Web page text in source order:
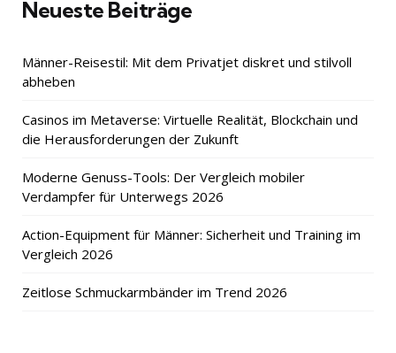
Neueste Beiträge
Männer-Reisestil: Mit dem Privatjet diskret und stilvoll
abheben
Casinos im Metaverse: Virtuelle Realität, Blockchain und
die Herausforderungen der Zukunft
Moderne Genuss-Tools: Der Vergleich mobiler
Verdampfer für Unterwegs 2026
Action-Equipment für Männer: Sicherheit und Training im
Vergleich 2026
Zeitlose Schmuckarmbänder im Trend 2026